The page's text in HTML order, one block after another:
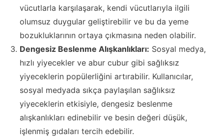
vücutlarla karşılaşarak, kendi vücutlarıyla ilgili
olumsuz duygular geliştirebilir ve bu da yeme
bozukluklarının ortaya çıkmasına neden olabilir.
Dengesiz Beslenme Alışkanlıkları: Sosyal medya,
hızlı yiyecekler ve abur cubur gibi sağlıksız
yiyeceklerin popülerliğini artırabilir. Kullanıcılar,
sosyal medyada sıkça paylaşılan sağlıksız
yiyeceklerin etkisiyle, dengesiz beslenme
alışkanlıkları edinebilir ve besin değeri düşük,
işlenmiş gıdaları tercih edebilir.